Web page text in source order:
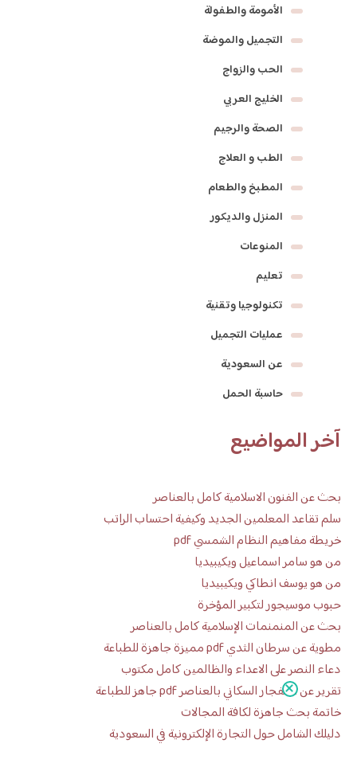
الأمومة والطفولة
التجميل والموضة
الحب والزواج
الخليج العربي
الصحة والرجيم
الطب و العلاج
المطبخ والطعام
المنزل والديكور
المنوعات
تعليم
تكنولوجيا وتقنية
عمليات التجميل
عن السعودية
حاسبة الحمل
آخر المواضيع
بحث عن الفنون الاسلامية كامل بالعناصر
سلم تقاعد المعلمين الجديد وكيفية احتساب الراتب
خريطة مفاهيم النظام الشمسي pdf
من هو سامر اسماعيل ويكيبيديا
من هو يوسف انطاكي ويكيبيديا
حبوب موسيجور لتكبير المؤخرة
بحث عن المنمنمات الإسلامية كامل بالعناصر
مطوية عن سرطان الثدي pdf مميزة جاهزة للطباعة
دعاء النصر على الاعداء والظالمين كامل مكتوب
تقرير عن الانفجار السكاني بالعناصر pdf جاهز للطباعة
خاتمة بحث جاهزة لكافة المجالات
دليلك الشامل حول التجارة الإلكترونية في السعودية